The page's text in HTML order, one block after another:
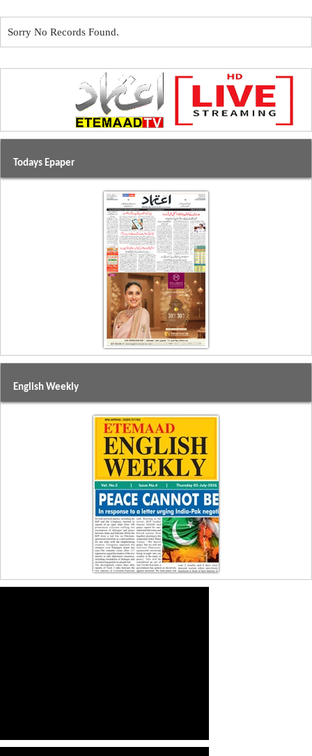
Sorry No Records Found.
Todays Epaper
English Weekly